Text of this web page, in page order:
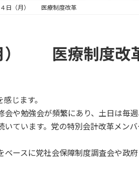
４日（月） 医療制度改革
） 医療制度改
じます。
や勉強会が頻繁にあり、土日は毎週
ています。党の特別会計改革メン
ースに党社会保障制度調査会や政